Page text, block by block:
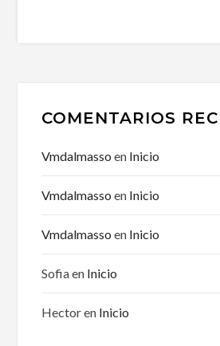
COMENTARIOS
Vmdalmasso en Inicio
Vmdalmasso en Inicio
Vmdalmasso en Inicio
Sofiaen Inicio
Hectoren Inicio